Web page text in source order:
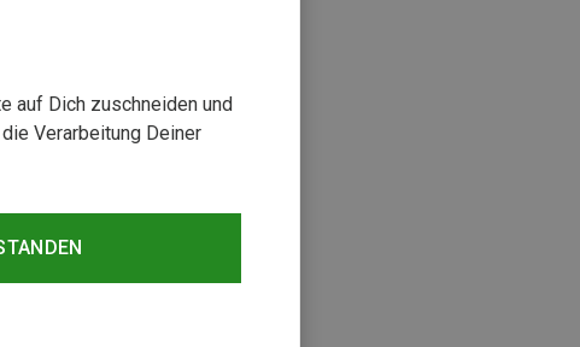
auf Dich zuschneiden und
Verarbeitung Deiner